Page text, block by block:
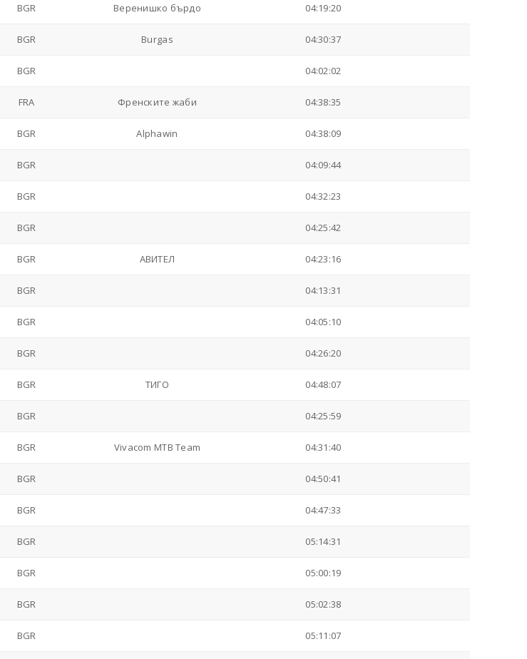
BGR Веренишко бърдо 04:19:20
BGR Burgas 04:30:37
BGR 04:02:02
FRA Френските жаби 04:38:35
BGR Alphawin 04:38:09
BGR 04:09:44
BGR 04:32:23
BGR 04:25:42
BGR АВИТЕЛ 04:23:16
BGR 04:13:31
BGR 04:05:10
BGR 04:26:20
BGR ТИГО 04:48:07
BGR 04:25:59
BGR Vivacom MTB Team 04:31:40
BGR 04:50:41
BGR 04:47:33
BGR 05:14:31
BGR 05:00:19
BGR 05:02:38
BGR 05:11:07